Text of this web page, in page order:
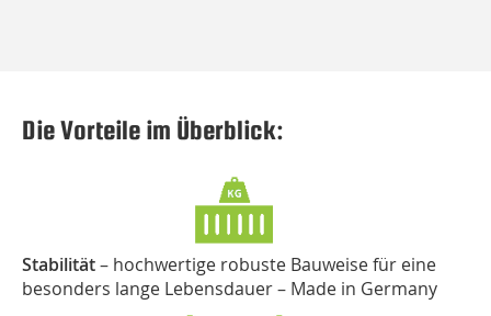
Die Vorteile im Überblick:
Stabilität– hochwertige robuste Bauweise für eine
besonders lange Lebensdauer – Made in Germany